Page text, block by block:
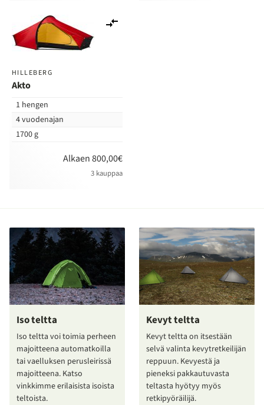
HILLEBERG
Akto
1 hengen
4 vuodenajan
1700 g
Alkaen 800,00€
3 kauppaa
Iso teltta
Iso teltta voi toimia perheen
majoitteena automatkoilla
tai vaelluksen perusleirissä
majoitteena. Katso
vinkkimme erilaisista isoista
teltoista.
Kevyt teltta
Kevyt teltta on itsestään
selvä valinta kevytretkeilijän
reppuun. Kevyestä ja
pieneksi pakkautuvasta
teltasta hyötyy myös
retkipyöräilijä.